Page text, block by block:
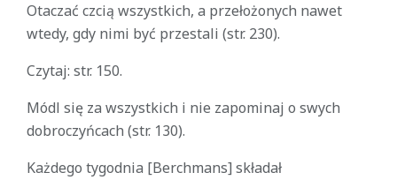
Otaczać czcią wszystkich, a przełożonych nawet
wtedy, gdy nimi być przestali (str. 230).
Czytaj: str. 150.
Módl się za wszystkich i nie zapominaj o swych
dobroczyńcach (str. 130).
Każdego tygodnia [Berchmans] składał